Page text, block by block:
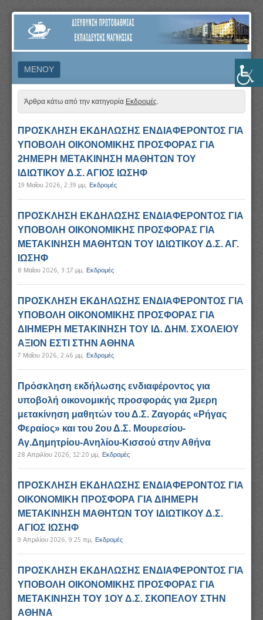
ΔΙΕΎΘΥΝΣΗ
ΠΡΩΤΟΒΆΘΜΙΑΣ
ΕΚΠΑΊΔΕΥΣΗΣ
ΜΑΓΝΗΣΊΑΣ
ΜΕΝΟΎ
ΜΕΤΆΒΑΣΗ ΣΕ ΠΕΡΙΕΧΌΜΕΝΟ
Άρθρα κάτω από την κατηγορία Εκδρομές.
ΠΡΟΣΚΛΗΣΗ ΕΚΔΗΛΩΣΗΣ ΕΝΔΙΑΦΕΡΟΝΤΟΣ ΓΙΑ
ΥΠΟΒΟΛΗ ΟΙΚΟΝΟΜΙΚΗΣ ΠΡΟΣΦΟΡΑΣ ΓΙΑ
2ΗΜΕΡΗ ΜΕΤΑΚΙΝΗΣΗ ΜΑΘΗΤΩΝ ΤΟΥ
ΙΔΙΩΤΙΚΟΥ Δ.Σ. ΑΓΙΟΣ ΙΩΣΗΦ
19 Μαΐου 2026, 2:39 μμ, Εκδρομές
ΠΡΟΣΚΛΗΣΗ ΕΚΔΗΛΩΣΗΣ ΕΝΔΙΑΦΕΡΟΝΤΟΣ ΓΙΑ
ΥΠΟΒΟΛΗ ΟΙΚΟΝΟΜΙΚΗΣ ΠΡΟΣΦΟΡΑΣ ΓΙΑ
ΜΕΤΑΚΙΝΗΣΗ ΜΑΘΗΤΩΝ ΤΟΥ ΙΔΙΩΤΙΚΟΥ Δ.Σ. ΑΓ.
ΙΩΣΗΦ
8 Μαΐου 2026, 3:17 μμ, Εκδρομές
ΠΡΟΣΚΛΗΣΗ ΕΚΔΗΛΩΣΗΣ ΕΝΔΙΑΦΕΡΟΝΤΟΣ ΓΙΑ
ΥΠΟΒΟΛΗ ΟΙΚΟΝΟΜΙΚΗΣ ΠΡΟΣΦΟΡΑΣ ΓΙΑ
ΔΙΗΜΕΡΗ ΜΕΤΑΚΙΝΗΣΗ ΤΟΥ ΙΔ. ΔΗΜ. ΣΧΟΛΕΙΟΥ
ΑΞΙΟΝ ΕΣΤΙ ΣΤΗΝ ΑΘΗΝΑ
7 Μαΐου 2026, 2:46 μμ, Εκδρομές
Πρόσκληση εκδήλωσης ενδιαφέροντος για
υποβολή οικονομικής προσφοράς για 2μερη
μετακίνηση μαθητών του Δ.Σ. Ζαγοράς «Ρήγας
Φεραίος» και του 2ου Δ.Σ. Μουρεσίου-
Αγ.Δημητρίου-Ανηλίου-Κισσού στην Αθήνα
28 Απριλίου 2026, 12:20 μμ, Εκδρομές
ΠΡΟΣΚΛΗΣΗ ΕΚΔΗΛΩΣΗΣ ΕΝΔΙΑΦΕΡΟΝΤΟΣ ΓΙΑ
ΟΙΚΟΝΟΜΙΚΗ ΠΡΟΣΦΟΡΑ ΓΙΑ ΔΙΗΜΕΡΗ
ΜΕΤΑΚΙΝΗΣΗ ΜΑΘΗΤΩΝ ΤΟΥ ΙΔΙΩΤΙΚΟΥ Δ.Σ.
ΑΓΙΟΣ ΙΩΣΗΦ
9 Απριλίου 2026, 9:25 πμ, Εκδρομές
ΠΡΟΣΚΛΗΣΗ ΕΚΔΗΛΩΣΗΣ ΕΝΔΙΑΦΕΡΟΝΤΟΣ ΓΙΑ
ΥΠΟΒΟΛΗ ΟΙΚΟΝΟΜΙΚΗΣ ΠΡΟΣΦΟΡΑΣ ΓΙΑ
ΜΕΤΑΚΙΝΗΣΗ ΤΟΥ 1ΟΥ Δ.Σ. ΣΚΟΠΕΛΟΥ ΣΤΗΝ
ΑΘΗΝΑ